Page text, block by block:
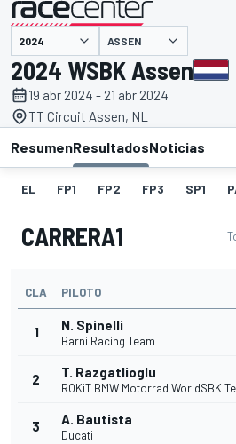
presentado por ASSEN
2024 WSBK Assen
19 abr 2024 - 21 abr 2024
TT Circuit Assen, NL
ResumenResultadosNoticias
EL FP1 FP2 FP3 SP1
CARRERA1
CLA PILOTO
1 N. Spinelli
Barni Racing Team
2 T. Razgatlioglu
ROKiT BMW Motorrad WorldSBK
3 A. Bautista
Ducati